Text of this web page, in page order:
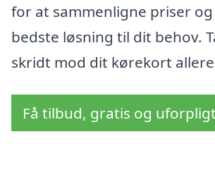
for at sammenligne priser
bedste løsning til dit behov.
skridt mod dit kørekort
Få tilbud, gratis og